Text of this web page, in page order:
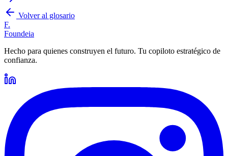
Volver al glosario
F.
Foundeia
Hecho para quienes construyen el futuro. Tu copiloto estratégico de
confianza.